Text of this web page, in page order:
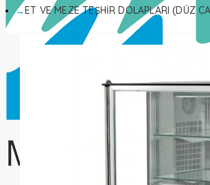
ET VE MEZE TEŞHİR DOLAPLARI (DÜZ